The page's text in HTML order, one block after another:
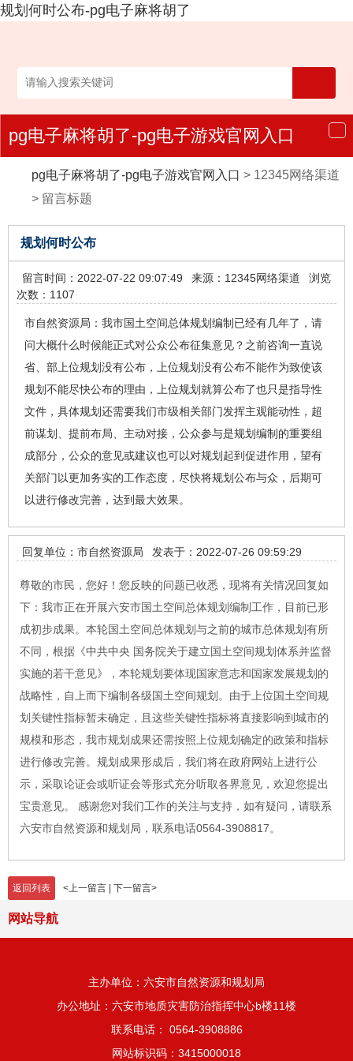
规划何时公布-pg电子麻将胡了
导
航
pg电子麻将胡了-pg电子游戏官网入口
pg电子麻将胡了-pg电子游戏官网入口 > 12345网络渠道
> 留言标题
规划何时公布
留言时间：2022-07-22 09:07:49 来源：12345网络渠道
浏览
次数：1107
市自然资源局：我市国土空间总体规划编制已经有几年了，请
问大概什么时候能正式对公众公布征集意见？之前咨询一直说
省、部上位规划没有公布，上位规划没有公布不能作为致使该
规划不能尽快公布的理由，上位规划就算公布了也只是指导性
文件，具体规划还需要我们市级相关部门发挥主观能动性，超
前谋划、提前布局、主动对接，公众参与是规划编制的重要组
成部分，公众的意见或建议也可以对规划起到促进作用，望有
关部门以更加务实的工作态度，尽快将规划公布与众，后期可
以进行修改完善，达到最大效果。
回复单位：市自然资源局 发表于：2022-07-26 09:59:29
尊敬的市民，您好！您反映的问题已收悉，现将有关情况回复如
下：我市正在开展六安市国土空间总体规划编制工作，目前已形
成初步成果。本轮国土空间总体规划与之前的城市总体规划有所
不同，根据《中共中央 国务院关于建立国土空间规划体系并监督
实施的若干意见》，本轮规划要体现国家意志和国家发展规划的
战略性，自上而下编制各级国土空间规划。由于上位国土空间规
划关键性指标暂未确定，且这些关键性指标将直接影响到城市的
规模和形态，我市规划成果还需按照上位规划确定的政策和指标
进行修改完善。规划成果形成后，我们将在政府网站上进行公
示，采取论证会或听证会等形式充分听取各界意见，欢迎您提出
宝贵意见。 感谢您对我们工作的关注与支持，如有疑问，请联系
六安市自然资源和规划局，联系电话0564-3908817。
返回列表 <上一留言 下一留言>
网站导航
主办单位：六安市自然资源和规划局
办公地址：六安市地质灾害防治指挥中心b楼11楼
联系电话： 0564-3908886
网站标识码：3415000018